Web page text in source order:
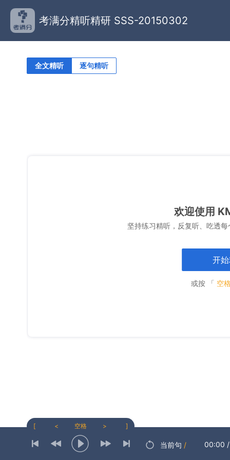
考满分精听精研 SSS-20150302
全文精听 逐句精听
欢迎使用
坚持练习精听，反复听、吃透
开
或按 「 空
[ < 空格 > ]
当前句 / 00:00 /